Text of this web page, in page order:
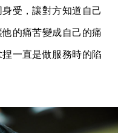
受，讓對方知道自己
的痛苦變成自己的痛
一直是做服務時的陷